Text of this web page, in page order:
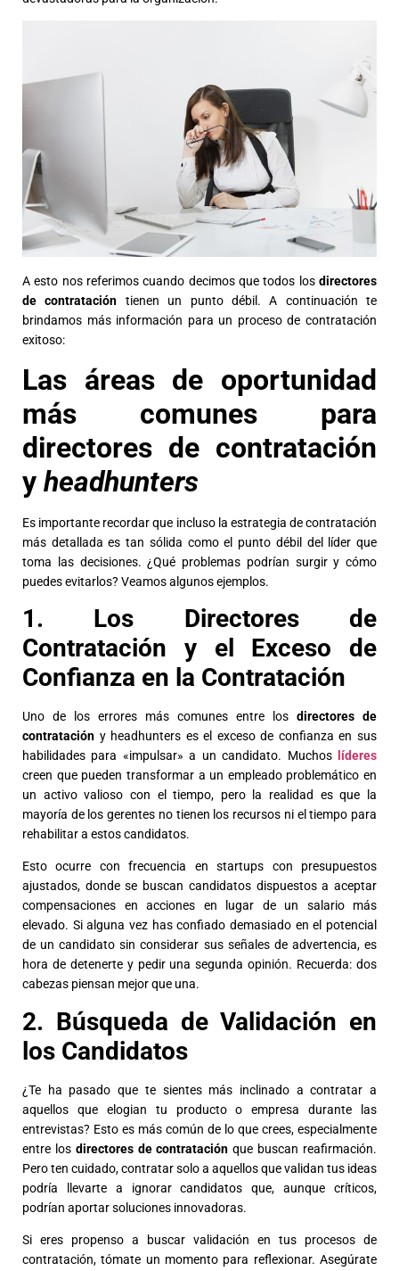
A esto nos referimos cuando decimos que todos los directores
de contratación tienen un punto débil. A continuación te
brindamos más información para un proceso de contratación
exitoso:
Las áreas de oportunidad
más comunes para
directores de contratación
y headhunters
Es importante recordar que incluso la estrategia de contratación
más detallada es tan sólida como el punto débil del líder que
toma las decisiones. ¿Qué problemas podrían surgir y cómo
puedes evitarlos? Veamos algunos ejemplos.
1. Los Directores de
Contratación y el Exceso de
Confianza en la Contratación
Uno de los errores más comunes entre los directores de
contratación y headhunters es el exceso de confianza en sus
habilidades para «impulsar» a un candidato. Muchos
líderes
creen que pueden transformar a un empleado problemático en
un activo valioso con el tiempo, pero la realidad es que la
mayoría de los gerentes no tienen los recursos ni el tiempo para
rehabilitar a estos candidatos.
Esto ocurre con frecuencia en startups con presupuestos
ajustados, donde se buscan candidatos dispuestos a aceptar
compensaciones en acciones en lugar de un salario más
elevado. Si alguna vez has confiado demasiado en el potencial
de un candidato sin considerar sus señales de advertencia, es
hora de detenerte y pedir una segunda opinión. Recuerda: dos
cabezas piensan mejor que una.
2. Búsqueda de Validación en
los Candidatos
¿Te ha pasado que te sientes más inclinado a contratar a
aquellos que elogian tu producto o empresa durante las
entrevistas? Esto es más común de lo que crees, especialmente
entre los directores de contratación que buscan reafirmación.
Pero ten cuidado, contratar solo a aquellos que validan tus ideas
podría llevarte a ignorar candidatos que, aunque críticos,
podrían aportar soluciones innovadoras.
Si eres propenso a buscar validación en tus procesos de
contratación, tómate un momento para reflexionar. Asegúrate